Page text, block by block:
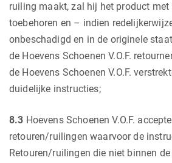
ruiling maakt, zal hij het product met
toebehoren en – indien
onbeschadigd en in de originele
de Hoevens Schoenen V.O.F.
de Hoevens Schoenen V.O.F.
duidelijke instructies;
8.3 Hoevens Schoenen V.O.F.
retouren/ruilingen waarvoor de
Retouren/ruilingen die niet binnen